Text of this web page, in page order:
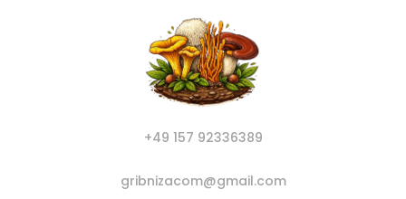
+49 157 92336389
gribnizacom@gmail.com